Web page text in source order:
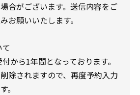
合がございます。送信内容をご
お願いいたします。
から1年間となっております。
除されますので、再度予約入力
。